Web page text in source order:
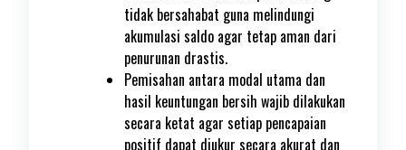
tidak bersahabat guna melindungi
akumulasi saldo agar tetap aman dari
penurunan drastis.
Pemisahan antara modal utama dan
hasil keuntungan bersih wajib dilakukan
secara ketat agar setiap pencapaian
positif dapat diukur secara akurat dan